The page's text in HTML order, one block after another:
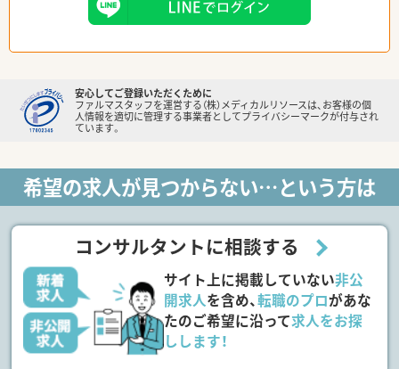
安心してご登録いただくために
ファルマスタッフを運営する（株）メディカルリソースは、お客様の個
人情報を適切に管理する事業者としてプライバシーマークが付与され
ています。
希望の求人が見つからない…という方は
コンサルタントに相談する
サイト上に掲載していない非公
開求人を含め、転職のプロがあな
たのご希望に沿って求人をお探
しします！